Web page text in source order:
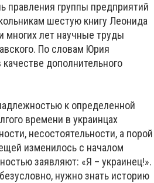
правления группы предприятий
шестую книгу Леонида
многих лет научные труды
По словам Юрия
дополнительного
к определенной
времени в украинцах
несостоятельности, а порой
изменилось с началом
заявляют: «Я – украинец!».
нужно знать историю